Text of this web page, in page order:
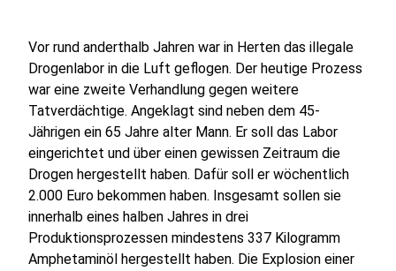
Vor rund anderthalb Jahren war in Herten das illegale
Drogenlabor in die Luft geflogen. Der heutige Prozess
war eine zweite Verhandlung gegen weitere
Tatverdächtige. Angeklagt sind neben dem 45-
Jährigen ein 65 Jahre alter Mann. Er soll das Labor
eingerichtet und über einen gewissen Zeitraum die
Drogen hergestellt haben. Dafür soll er wöchentlich
2.000 Euro bekommen haben. Insgesamt sollen sie
innerhalb eines halben Jahres in drei
Produktionsprozessen mindestens 337 Kilogramm
Amphetaminöl hergestellt haben. Die Explosion einer